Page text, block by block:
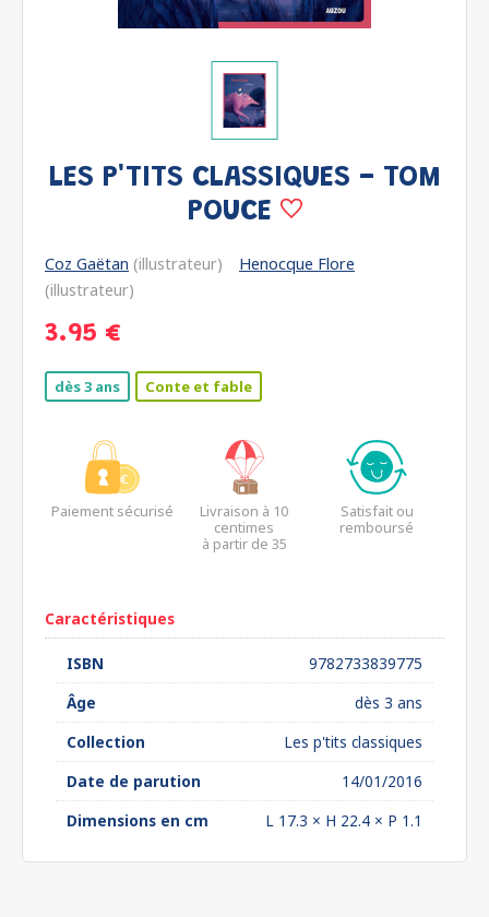
LES P'TITS CLASSIQUES - TOM
POUCE
Coz Gaëtan (illustrateur)
Henocque Flore
(illustrateur)
3.95 €
dès 3 ans Conte et fable
Paiement sécurisé
Livraison à 10
centimes
à partir de 35
Satisfait ou
remboursé
Caractéristiques
ISBN
9782733839775
Âge
dès 3 ans
Collection
Les p'tits classiques
Date de parution
14/01/2016
Dimensions en cm
L 17.3 × H 22.4 × P 1.1